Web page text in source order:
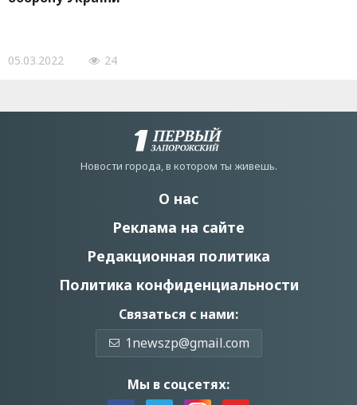
05.03.2022 24
Новости города, в котором ты живешь.
О нас
Реклама на сайте
Редакционная политика
Политика конфиденциальности
Связаться с нами:
1newszp@gmail.com
Мы в соцсетях: